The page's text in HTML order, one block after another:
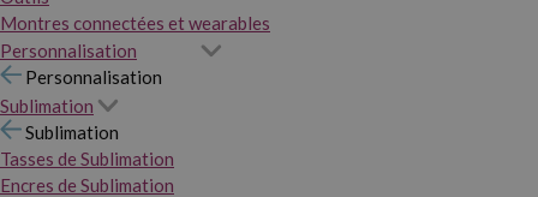
Montres connectées et wearables
Personnalisation
Personnalisation
Sublimation
Sublimation
Tasses de Sublimation
Encres de Sublimation